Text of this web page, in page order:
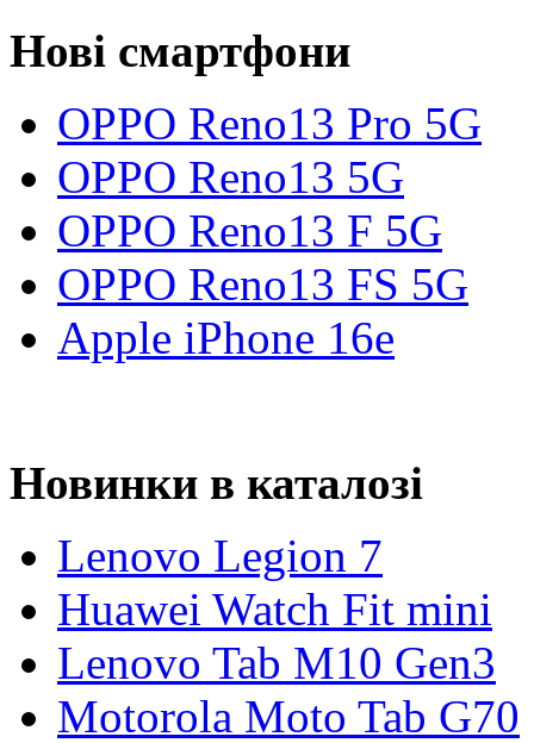
Нові смартфони
OPPO Reno13 Pro 5G
OPPO Reno13 5G
OPPO Reno13 F 5G
OPPO Reno13 FS 5G
Apple iPhone 16e
Новинки в каталозі
Lenovo Legion 7
Huawei Watch Fit mini
Lenovo Tab M10 Gen3
Motorola Moto Tab G70